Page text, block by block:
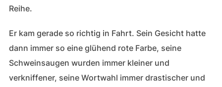
Reihe.
Er kam gerade so richtig in Fahrt. Sein Gesicht hatte
dann immer so eine glühend rote Farbe, seine
Schweinsaugen wurden immer kleiner und
verkniffener, seine Wortwahl immer drastischer und